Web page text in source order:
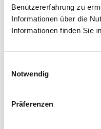
Benutzererfahrung zu
Informationen über die
Informationen finden Sie
Notwendig
Präferenzen